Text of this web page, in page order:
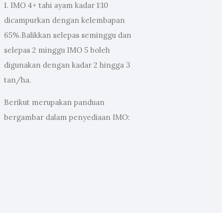
1. IMO 4+ tahi ayam kadar 1:10
dicampurkan dengan kelembapan
65%.Balikkan selepas seminggu dan
selepas 2 minggu IMO 5 boleh
digunakan dengan kadar 2 hingga 3
tan/ha.
Berikut merupakan panduan
bergambar dalam penyediaan IMO: